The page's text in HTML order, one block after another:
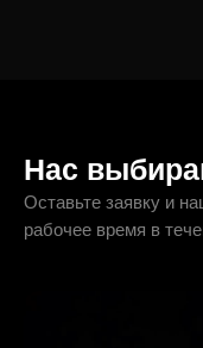
Нас
Оставьте заявку и
рабочее время в